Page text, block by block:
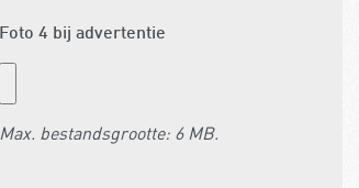
Foto 4 bij advertentie
Max. bestandsgrootte: 6 MB.